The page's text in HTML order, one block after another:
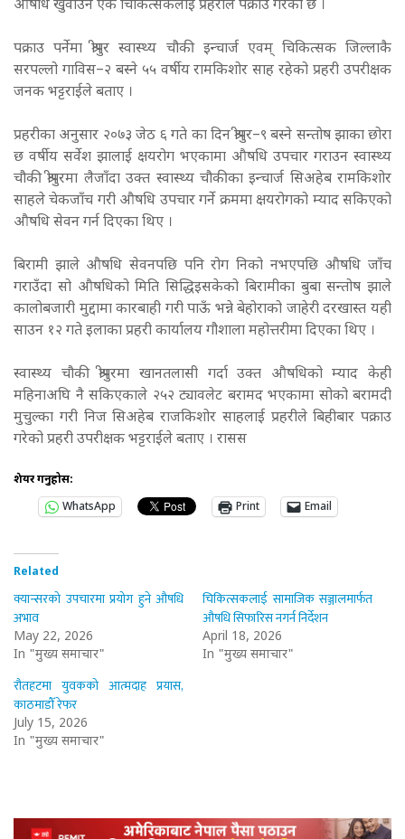
औषधि खुवाउने एक चिकित्सकलाई प्रहरीले पक्राउ गरेको छ ।
पक्राउ पर्नेमा श्रीपुर स्वास्थ्य चौकी इन्चार्ज एवम् चिकित्सक जिल्लाकै
सरपल्लो गाविस–२ बस्ने ५५ वर्षीय रामकिशोर साह रहेको प्रहरी उपरीक्षक
जनक भट्टराईले बताए ।
प्रहरीका अनुसार २०७३ जेठ ६ गते का दिन श्रीपुर–९ बस्ने सन्तोष झाका छोरा
छ वर्षीय सर्वेश झालाई क्षयरोग भएकामा औषधि उपचार गराउन स्वास्थ्य
चौकी श्रीपुरमा लैजाँदा उक्त स्वास्थ्य चौकीका इन्चार्ज सिअहेब रामकिशोर
साहले चेकजाँच गरी औषधि उपचार गर्ने क्रममा क्षयरोगको म्याद सकिएको
औषधि सेवन गर्न दिएका थिए ।
बिरामी झाले औषधि सेवनपछि पनि रोग निको नभएपछि औषधि जाँच
गराउँदा सो औषधिको मिति सिद्धिइसकेको बिरामीका बुबा सन्तोष झाले
कालोबजारी मुद्दामा कारबाही गरी पाऊँ भन्ने बेहोराको जाहेरी दरखास्त यही
साउन १२ गते इलाका प्रहरी कार्यालय गौशाला महोत्तरीमा दिएका थिए ।
स्वास्थ्य चौकी श्रीपुरमा खानतलासी गर्दा उक्त औषधिको म्याद केही
महिनाअघि नै सकिएकाले २५२ ट्यावलेट बरामद भएकामा सोको बरामदी
मुचुल्का गरी निज सिअहेब राजकिशोर साहलाई प्रहरीले बिहीबार पक्राउ
गरेको प्रहरी उपरीक्षक भट्टराईले बताए । रासस
शेयर गर्नुहोस:
WhatsApp
Print Email
Related
क्यान्सरको उपचारमा प्रयोग हुने औषधि
अभाव
May 22, 2026
In "मुख्य समाचार"
चिकित्सकलाई सामाजिक सञ्जालमार्फत
औषधि सिफारिस नगर्न निर्देशन
April 18, 2026
In "मुख्य समाचार"
रौतहटमा युवकको आत्मदाह प्रयास,
काठमाडौँ रेफर
July 15, 2026
In "मुख्य समाचार"